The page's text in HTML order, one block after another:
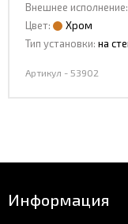
Внешнее исполнение:
Цвет:
Хром
Тип установки: на
Артикул - 53902
Информация